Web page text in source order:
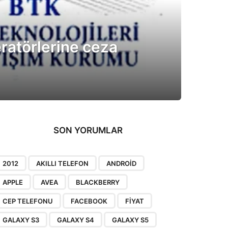
ceza
SON YORUMLAR
2012 AKILLI TELEFON ANDROID
APPLE AVEA BLACKBERRY
CEP TELEFONU FACEBOOK FIYAT
GALAXY S3 GALAXY S4 GALAXY S5